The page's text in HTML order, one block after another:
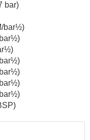
bar)
bar½)